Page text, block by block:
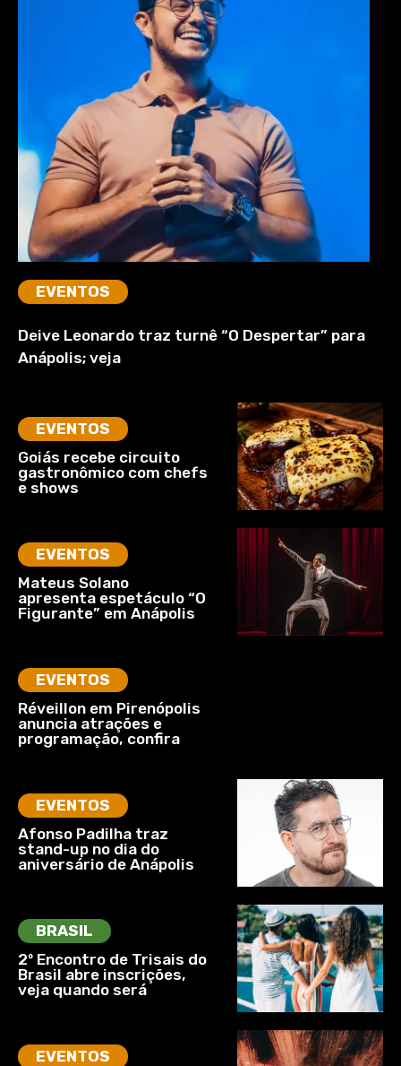
EVENTOS
Deive Leonardo traz turnê “O Despertar” para
Anápolis; veja
EVENTOS
Goiás recebe circuito
gastronômico com chefs
e shows
EVENTOS
Mateus Solano
apresenta espetáculo “O
Figurante” em Anápolis
EVENTOS
Réveillon em Pirenópolis
anuncia atrações e
programação, confira
EVENTOS
Afonso Padilha traz
stand-up no dia do
aniversário de Anápolis
BRASIL
2º Encontro de Trisais do
Brasil abre inscrições,
veja quando será
EVENTOS